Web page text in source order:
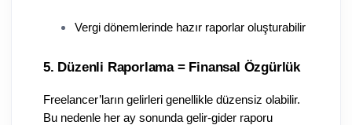
Vergi dönemlerinde hazır raporlar oluşturabilir
5. Düzenli Raporlama = Finansal Özgürlük
Freelancer’ların gelirleri genellikle düzensiz olabilir.
Bu nedenle her ay sonunda gelir-gider raporu